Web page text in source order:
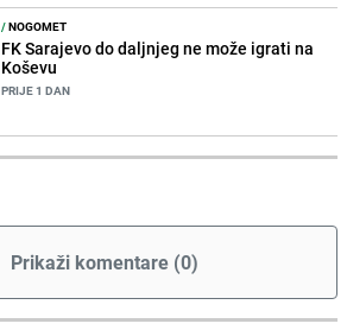
/NOGOMET
FK Sarajevo do daljnjeg ne može igrati na
Koševu
PRIJE 1 DAN
Prikaži komentare (0)